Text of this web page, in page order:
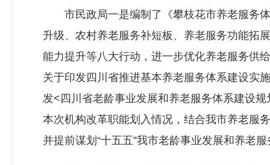
市民政局一是编制了《攀枝花市养老服务体
升级、农村养老服务补短板、养老服务功能拓
能力提升等八大行动，进一步优化养老服务供
关于印发四川省推进基本养老服务体系建设实
发<四川省老龄事业发展和养老服务体系建设
本次机构改革职能划入情况，结合我市养老服
并提前谋划“十五五”我市老龄事业发展和养老